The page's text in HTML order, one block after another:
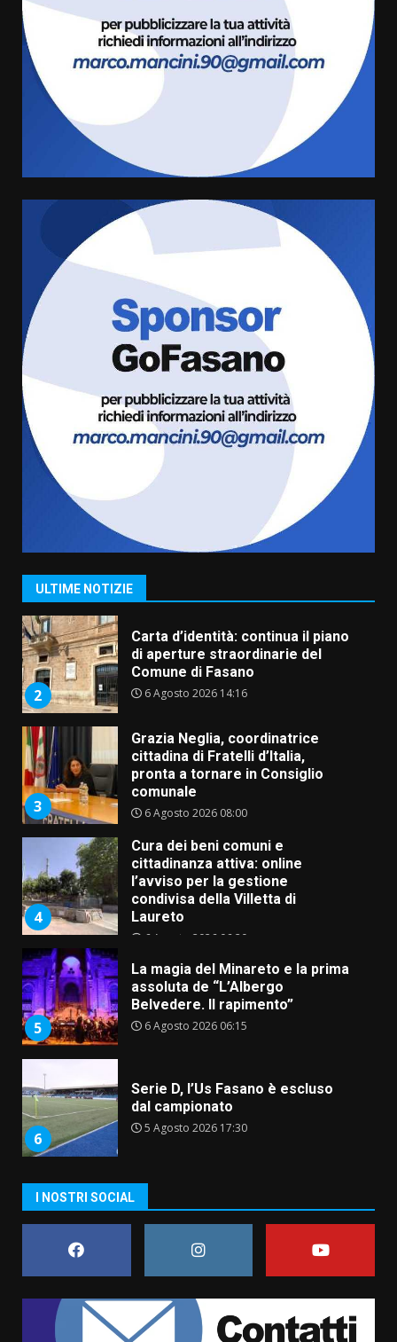
ULTIME NOTIZIE
l’avviso per la gestione
condivisa della Villetta di
Laureto
6 Agosto 2026 06:20
La magia del Minareto e la prima
assoluta de “L’Albergo
Belvedere. Il rapimento”
Serie D, l’Us Fasano è escluso
dal campionato
5 Agosto 2026 17:30
7
Truffatori in azione nelle
frazioni fasanesi
5 Agosto 2026 11:03
Fasanese ferito a colpi di arma
6 Agosto 2026 18:13
2
Carta d’identità: continua il piano
di aperture straordinarie del
Comune di Fasano
3
Grazia Neglia, coordinatrice
cittadina di Fratelli d’Italia,
pronta a tornare in Consiglio
comunale
4
Cura dei beni comuni e
cittadinanza attiva: online
l’avviso per la gestione
condivisa della Villetta di
Laureto
6 Agosto 2026 06:20
5
La magia del Minareto e la prima
assoluta de “L’Albergo
Belvedere. Il rapimento”
6
Serie D, l’Us Fasano è escluso
dal campionato
5 Agosto 2026 17:30
7
Truffatori in azione nelle
frazioni fasanesi
Fasanese ferito a colpi di arma
da fuoco
6 Agosto 2026 18:13
Carta d’identità: continua il piano
di aperture straordinarie del
I NOSTRI SOCIAL